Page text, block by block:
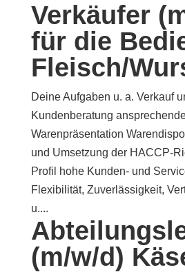
Verkäufer
für die
Fleisch/
Deine Aufgaben u. a. Verkauf
Kundenberatung
Warenpräsentation
und Umsetzung der HACCP-
Profil hohe Kunden- und
Flexibilität, Zuverlässigkeit,
u....
(m/w/d)